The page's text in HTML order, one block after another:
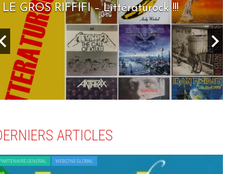
LE GROS RIFFIFI – Littératurock !!!
ARTICLES
GENERAL WEBZINE GLOBAL